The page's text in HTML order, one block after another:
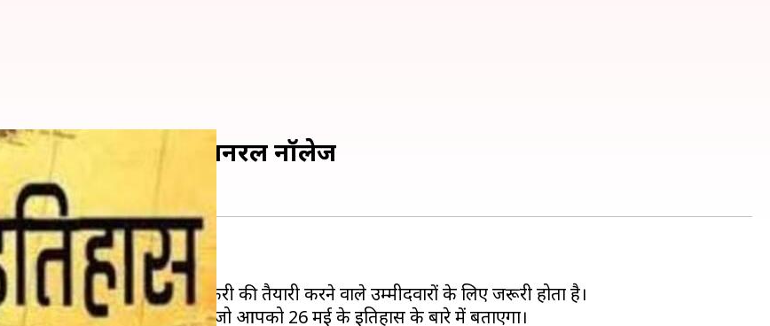
बढ़ाएं अपनी जनरल नॉलेज
में पता होना चाहिए।
नहीं बल्कि सभी सरकारी नौकरी की तैयारी करने वाले उम्मीदवारों के लिए जरूरी होता है।
हम एक ऐसा लेख लाएं है, जो आपको 26 मई के इतिहास के बारे में बताएगा।